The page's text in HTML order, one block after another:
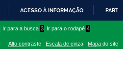
PARA
CONTEÚDO
ACESSO À INFORMAÇÃO
Ir para a busca 3 Ir para o rodapé 4
Alto contraste Escala de cinza Mapa do site